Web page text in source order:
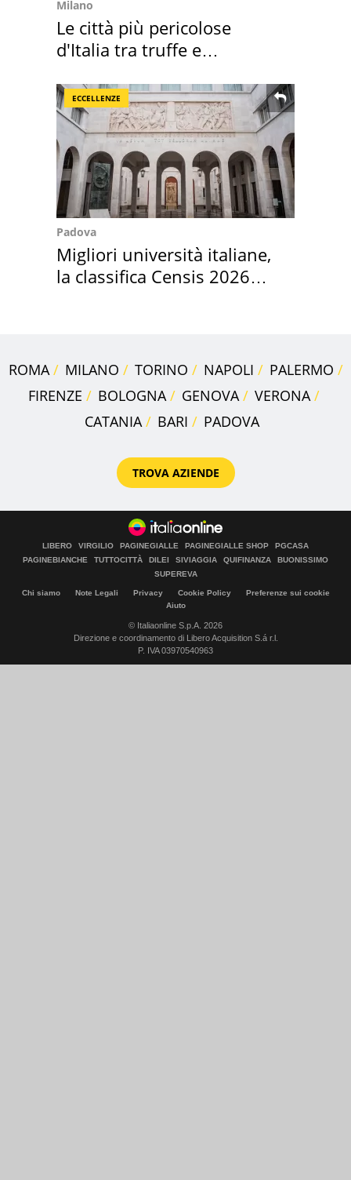
Milano
Le città più pericolose
d'Italia tra truffe e
ECCELLENZE
Padova
Migliori università italiane,
la classifica Censis 2026
ROMA MILANO TORINO NAPOLI
PALERMO
FIRENZE
BOLOGNA GENOVA
VERONA
CATANIA
BARI PADOVA
TROVA AZIENDE
LIBERO VIRGILIO PAGINEGIALLE PAGINEGIALLE SHOP
PGCASA
PAGINEBIANCHE
TUTTOCITTÀ DILEI SIVIAGGIA QUIFINANZA
BUONISSIMO
SUPEREVA
Chi siamo Note Legali Privacy Cookie Policy
Preferenze sui cookie
Aiuto
© Italiaonline S.p.A. 2026
Direzione e coordinamento di Libero Acquisition S.á r.l.
P. IVA 03970540963